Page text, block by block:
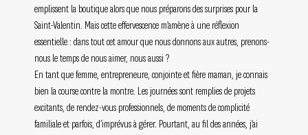
emplissent la boutique alors que nous préparons des surprises pour la
Saint-Valentin. Mais cette effervescence m’amène à une réflexion
essentielle : dans tout cet amour que nous donnons aux autres, prenons-
nous le temps de nous aimer, nous aussi ?
En tant que femme, entrepreneure, conjointe et fière maman, je connais
bien la course contre la montre. Les journées sont remplies de projets
excitants, de rendez-vous professionnels, de moments de complicité
familiale et parfois, d’imprévus à gérer. Pourtant, au fil des années, j’ai